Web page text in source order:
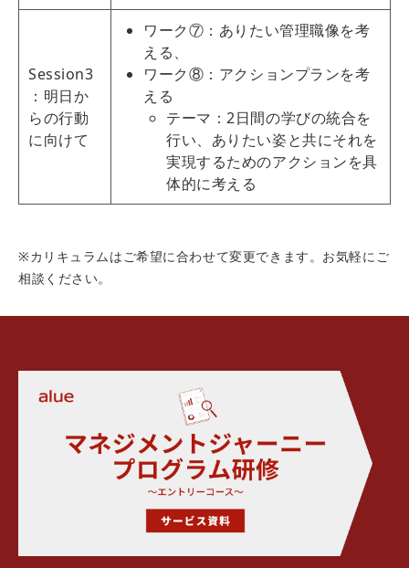
Session3
：明日か
らの行動
に向けて
ワーク⑦：ありたい管理職像を考
える、
ワーク⑧：アクションプランを考
える
テーマ：2日間の学びの統合を
行い、ありたい姿と共にそれを
実現するためのアクションを具
体的に考える
※カリキュラムはご希望に合わせて変更できます。お気軽にご
相談ください。